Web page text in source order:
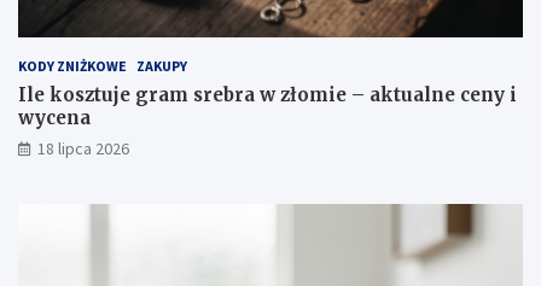
KODY ZNIŻKOWE ZAKUPY
Ile kosztuje gram srebra w złomie – aktualne ceny i
wycena
18 lipca 2026